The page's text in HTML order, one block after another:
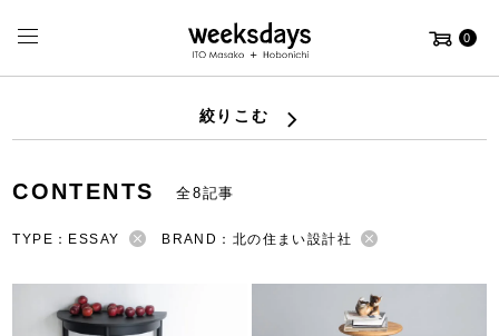
0
絞りこむ
CONTENTS 全8記事
TYPE：ESSAY BRAND：北の住まい設計社